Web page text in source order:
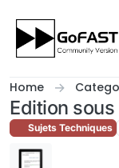
Home
Edition
Sujets Techniques